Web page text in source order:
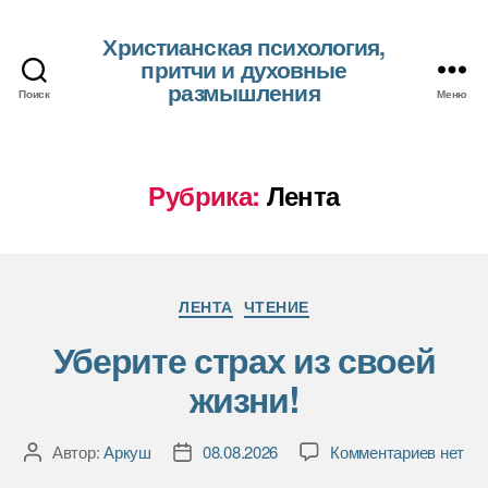
Поиск
Христианская психология,
притчи и духовные
размышления Меню
Рубрика: Лента
Рубрики
ЛЕНТА ЧТЕНИЕ
Уберите страх из своей
жизни!
АвторАвтор:Аркуш
Дата08.08.2026 Комментариевкнет